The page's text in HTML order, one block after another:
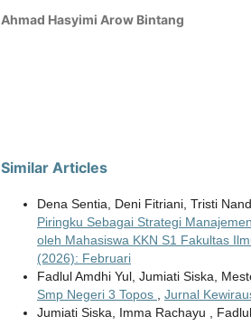
Ahmad Hasyimi Arow Bintang
Similar Articles
Dena Sentia, Deni Fitriani, Tristi
Piringku Sebagai Strategi
oleh Mahasiswa KKN S1 Fakultas
(2026): Februari
Fadlul Amdhi Yul, Jumiati Siska,
Smp Negeri 3 Topos , Jurnal
Jumiati Siska, Imma Rachayu ,